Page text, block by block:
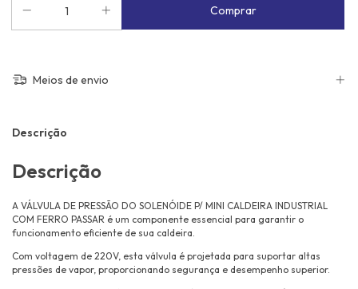
Meios de envio
Descrição
Descrição
A VÁLVULA DE PRESSÃO DO SOLENÓIDE P/ MINI CALDEIRA INDUSTRIAL
COM FERRO PASSAR é um componente essencial para garantir o
funcionamento eficiente de sua caldeira.
Com voltagem de 220V, esta válvula é projetada para suportar altas
pressões de vapor, proporcionando segurança e desempenho superior.